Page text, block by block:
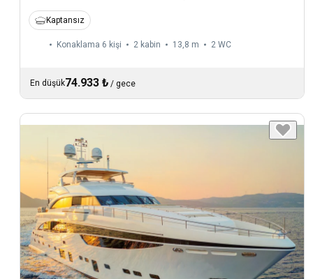
Kaptansız
Konaklama 6 kişi 2 kabin 13,8 m 2 WC
En düşük74.933 ₺ / gece